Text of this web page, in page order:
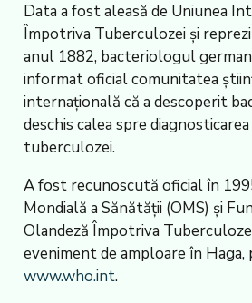
Data a fost aleasă de Uniunea
Împotriva Tuberculozei și
anul 1882, bacteriologul
informat oficial comunitatea
internațională că a descoperit
deschis calea spre
tuberculozei.
A fost recunoscută oficial în
Mondială a Sănătății (OMS) și
Olandeză Împotriva
eveniment de amploare în
www.who.int.